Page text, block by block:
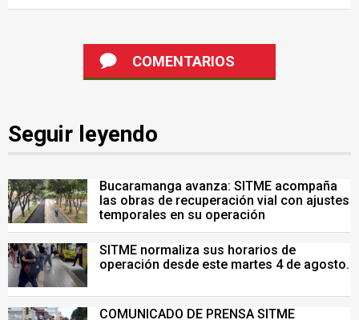
COMENTARIOS
Seguir leyendo
Bucaramanga avanza: SITME acompaña
las obras de recuperación vial con ajustes
temporales en su operación
SITME normaliza sus horarios de
operación desde este martes 4 de agosto.
COMUNICADO DE PRENSA SITME